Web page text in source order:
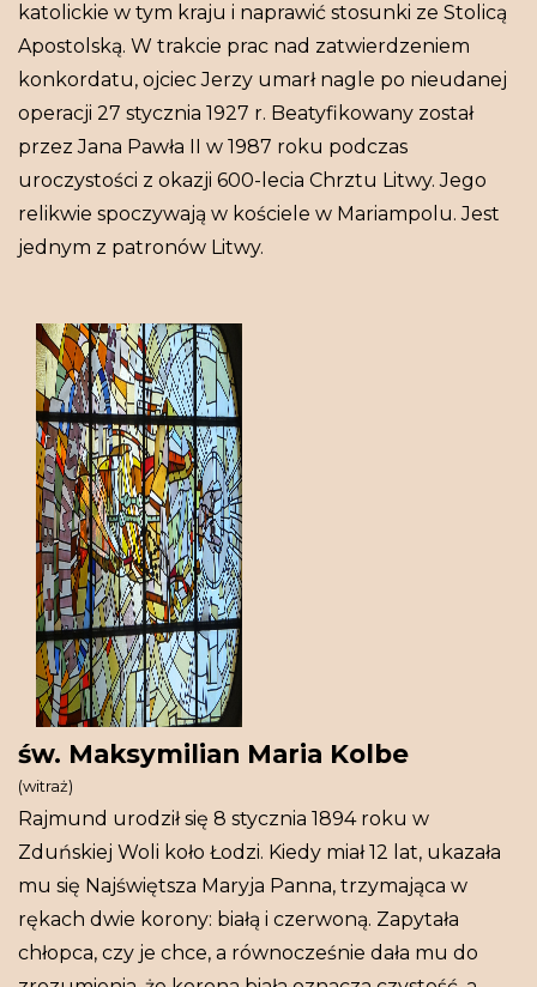
katolickie w tym kraju i naprawić stosunki ze Stolicą
Apostolską. W trakcie prac nad zatwierdzeniem
konkordatu, ojciec Jerzy umarł nagle po nieudanej
operacji 27 stycznia 1927 r. Beatyfikowany został
przez Jana Pawła II w 1987 roku podczas
uroczystości z okazji 600-lecia Chrztu Litwy. Jego
relikwie spoczywają w kościele w Mariampolu. Jest
jednym z patronów Litwy.
św. Maksymilian Maria Kolbe
(witraż)
Rajmund urodził się 8 stycznia 1894 roku w
Zduńskiej Woli koło Łodzi. Kiedy miał 12 lat, ukazała
mu się Najświętsza Maryja Panna, trzymająca w
rękach dwie korony: białą i czerwoną. Zapytała
chłopca, czy je chce, a równocześnie dała mu do